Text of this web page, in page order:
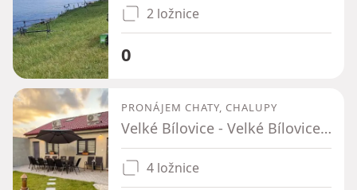
2 ložnice
0
PRONÁJEM CHATY, CHALUPY
Velké Bílovice - Velké Bílovice, Jihomoravský kraj
4 ložnice